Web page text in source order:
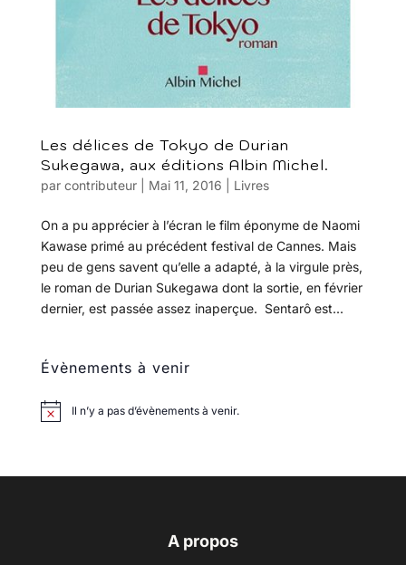
Les délices de Tokyo de Durian
Sukegawa, aux éditions Albin Michel.
par contributeur| Mai 11, 2016 Livres
On a pu apprécier à l’écran le film éponyme de Naomi
Kawase primé au précédent festival de Cannes. Mais
peu de gens savent qu’elle a adapté, à la virgule près,
le roman de Durian Sukegawa dont la sortie, en février
dernier, est passée assez inaperçue. Sentarô est...
Évènements à venir
Il n’y a pas d’évènements à venir.
A propos